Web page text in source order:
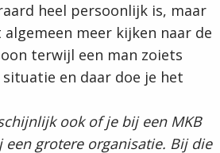
heel persoonlijk is, maar
meer kijken naar de
terwijl een man zoiets
en daar doe je het
ook of je bij een MKB
grotere organisatie. Bij die